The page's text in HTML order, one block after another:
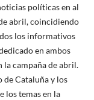
políticas en al
abril, coincidiendo
los informativos
en ambos
la campaña de abril.
de Cataluña y los
los temas en la